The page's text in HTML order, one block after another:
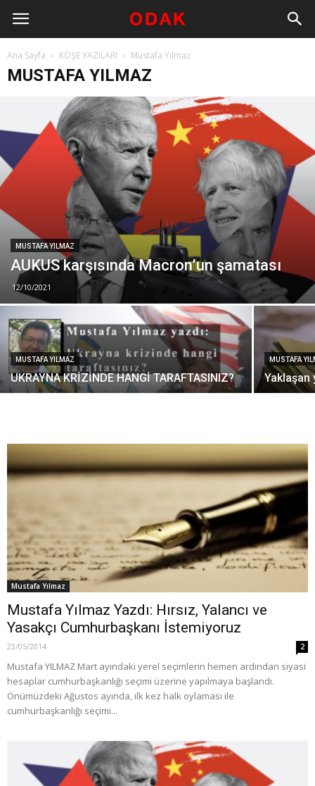
Ana Sayfa KÖŞE YAZILARI Mustafa Yılmaz
MUSTAFA YILMAZ
MUSTAFA YILMAZ
AUKUS karşısında Macron’un şamatası
12/10/2021
MUSTAFA YILMAZ
UKRAYNA KRİZİNDE HANGİ TARAFTASINIZ?
MUSTAFA
Mustafa Yılmaz
Mustafa Yılmaz Yazdı: Hırsız, Yalancı ve
Yasakçı Cumhurbaşkanı İstemiyoruz
23/05/2014 2
Mustafa YILMAZ Mart ayındaki yerel seçimlerin hemen ardından siyasi
hesaplar cumhurbaşkanlığı seçimi üzerine yapılmaya başlandı.
Önümüzdeki Ağustos ayında, ilk kez halk oylaması ile
cumhurbaşkanlığı seçimi...